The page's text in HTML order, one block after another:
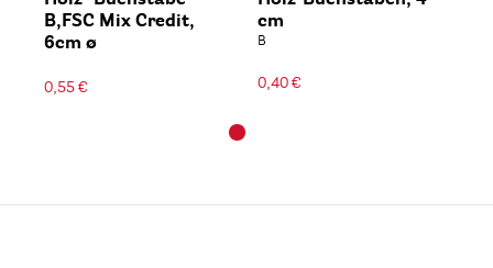
B,FSC Mix Credit,
6cm ø
0,55 €
cm
B
0,40 €